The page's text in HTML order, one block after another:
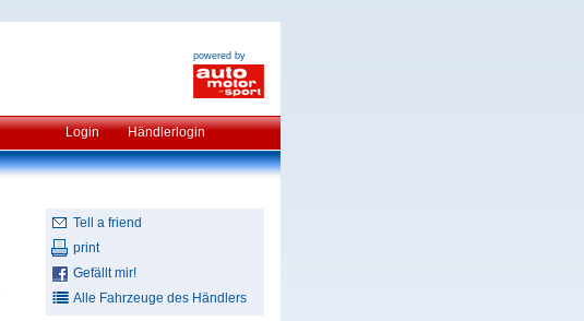
powered by
Login Händlerlogin
Tell a friend
print
Gefällt mir!
Alle Fahrzeuge des Händlers